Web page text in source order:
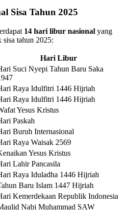
Sisa Tahun 2025
14 hari libur nasional yang
sisa tahun 2025:
Hari Libur
Suci Nyepi Tahun Baru Saka
Raya Idulfitri 1446 Hijriah
Raya Idulfitri 1446 Hijriah
Yesus Kristus
Paskah
Buruh Internasional
Raya Waisak 2569
Yesus Kristus
Lahir Pancasila
Raya Iduladha 1446 Hijriah
Baru Islam 1447 Hijriah
Kemerdekaan Republik Indonesia
Nabi Muhammad SAW